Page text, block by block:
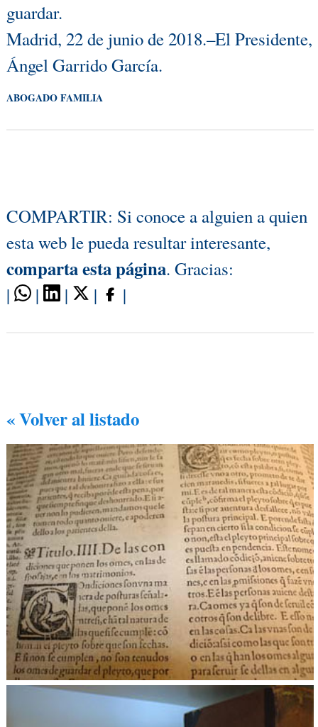
guardar.
Madrid, 22 de junio de 2018.–El Presidente,
Ángel Garrido García.
ABOGADO FAMILIA
COMPARTIR: Si conoce a alguien a quien
esta web le pueda resultar interesante,
comparta esta página. Gracias:
|
| | | |
« Volver al listado